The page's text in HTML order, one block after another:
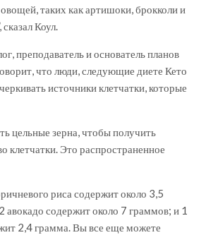
таких как артишоки, брокколи и
Коул.
преподаватель и основатель планов
что люди, следующие диете Кето
источники клетчатки, которые
цельные зерна, чтобы получить
клетчатки. Это распространенное
риса содержит около 3,5
авокадо содержит около 7 граммов; и 1
2,4 грамма. Вы все еще можете